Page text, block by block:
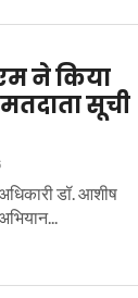
ने किया
सूची
डॉ. आशीष